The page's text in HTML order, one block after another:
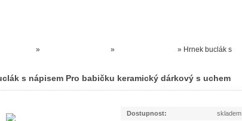
» » » Hrnek buclák s
Pro babičku keramický dárkový s uchem
s nápisem Pro babičku keramický dárkový s uchem
Dostupnost:
skladem